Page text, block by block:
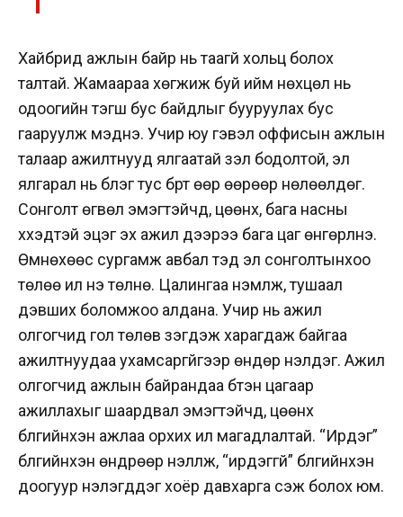
Хайбрид ажлын байр нь таагүй хольц болох
талтай. Жамаараа хөгжиж буй ийм нөхцөл нь
одоогийн тэгш бус байдлыг бууруулах бус
гааруулж мэднэ. Учир юу гэвэл оффисын ажлын
талаар ажилтнууд ялгаатай үзэл бодолтой, эл
ялгарал нь бүлэг тус бүрт өөр өөрөөр нөлөөлдөг.
Сонголт өгвөл эмэгтэйчүүд, цөөнх, бага насны
хүүхэдтэй эцэг эх ажил дээрээ бага цаг өнгөрүүлнэ.
Өмнөхөөс сургамж авбал тэд эл сонголтынхоо
төлөө илүү үнэ төлнө. Цалингаа нэмүүлж, тушаал
дэвших боломжоо алдана. Учир нь ажил
олгогчид гол төлөв үзэгдэж харагдаж байгаа
ажилтнуудаа ухамсаргүйгээр өндөр үнэлдэг. Ажил
олгогчид ажлын байрандаа бүтэн цагаар
ажиллахыг шаардвал эмэгтэйчүүд, цөөнх
бүлгийнхэн ажлаа орхих илүү магадлалтай. “Ирдэг”
бүлгийнхэн өндрөөр үнэлүүлж, “ирдэггүй” бүлгийнхэн
доогуур үнэлэгддэг хоёр давхарга үүсэж болох юм.